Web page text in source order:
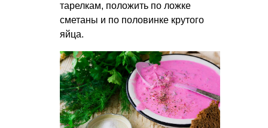
тарелкам, положить по ложке
сметаны и по половинке крутого
яйца.